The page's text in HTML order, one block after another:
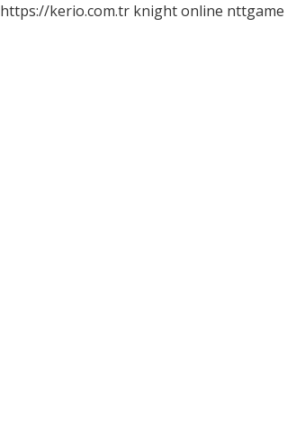
https://kerio.com.tr knight online nttgame